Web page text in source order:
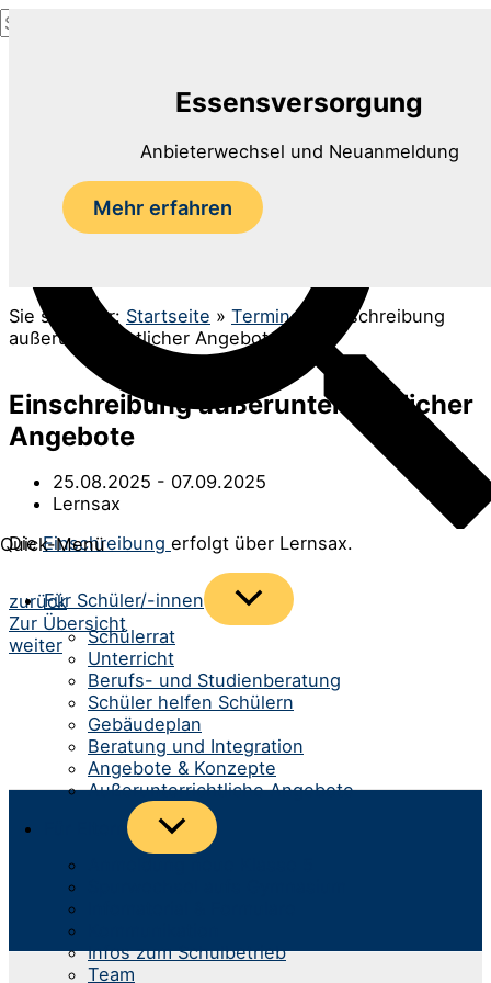
Zum
Inhalt
Suchen
nach:
Quick-Menü
Für Schüler/-innen
Menü
umschalten
Schülerrat
Unterricht
Berufs- und Studienberatung
Schüler helfen Schülern
Gebäudeplan
Beratung und Integration
Angebote & Konzepte
Außerunterrichtliche Angebote
Menü
umschalten
Infos zum Schulbetrieb
Team
Essensversorgung
Anbieterwechsel und Neuanmeldung
Mehr erfahren
Sie sind hier: Startseite » Termine
Einschreibung
außerunterrichtlicher Angebote
Einschreibung außerunterrichtlicher
Angebote
25.08.2025 - 07.09.2025
Lernsax
DieEinschreibung erfolgt über Lernsax.
Beitrags-
Navigation
zurück
Zur Übersicht
weiter